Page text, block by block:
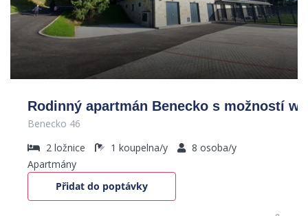
Rodinný apartmán Benecko s možností
Benecko 46
2 ložnice 1 koupelna/y 8 osoba/y
Apartmány
Přidat do poptávky